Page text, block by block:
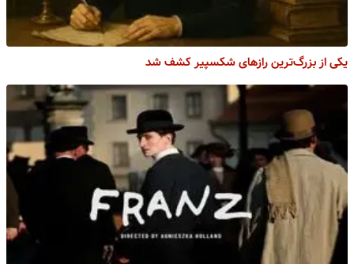
یکی از بزرگ‌ترین رازهای شکسپیر کشف شد